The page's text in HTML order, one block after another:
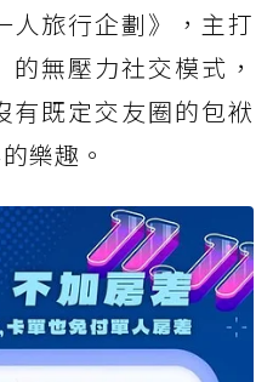
人旅行企劃》，主打
的無壓力社交模式，
有既定交友圈的包袱
樂趣。